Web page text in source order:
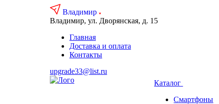
Владимир
Владимир, ул. Дворянская, д. 15
Главная
Доставка и оплата
Контакты
upgrade33@list.ru
Каталог
Смартфоны